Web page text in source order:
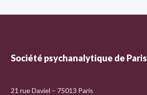
Société psychanalytique de Paris
21 rue Daviel – 75013 Paris